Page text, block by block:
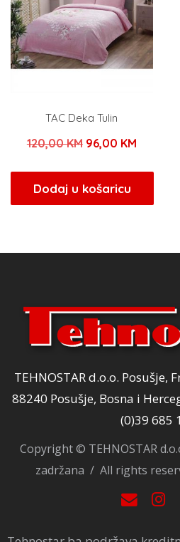
TAC Deka Tulin
120,00KM Izvorna
bila
je:
96,00 KMTrenutna
96,00
Dodaj u košaricu
TEHNOSTAR d.o.o. Posušje,
88240 Posušje, Bosna i
(0)39 685
Copyright © TEHNOSTAR
zadržana / All rights